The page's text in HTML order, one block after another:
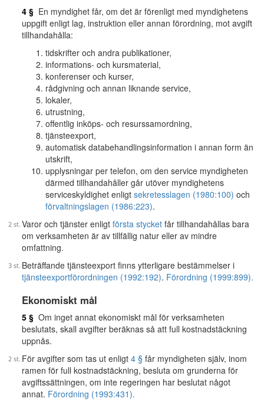
4 § En myndighet får, om det är förenligt med myndighetens
uppgift enligt lag, instruktion eller annan förordning, mot avgift
tillhandahålla:
tidskrifter och andra publikationer,
informations- och kursmaterial,
konferenser och kurser,
rådgivning och annan liknande service,
lokaler,
utrustning,
offentlig inköps- och resurssamordning,
tjänsteexport,
automatisk databehandlingsinformation i annan form än
utskrift,
upplysningar per telefon, om den service myndigheten
därmed tillhandahåller går utöver myndighetens
serviceskyldighet enligt sekretesslagen (1980:100) och
förvaltningslagen (1986:223).
Varor och tjänster enligt första stycket får tillhandahållas bara
om verksamheten är av tillfällig natur eller av mindre
omfattning.
Beträffande tjänsteexport finns ytterligare bestämmelser i
tjänsteexportförordningen (1992:192). Förordning (1999:899).
Ekonomiskt mål
5 § Om inget annat ekonomiskt mål för verksamheten
beslutats, skall avgifter beräknas så att full kostnadstäckning
uppnås.
För avgifter som tas ut enligt 4 § får myndigheten själv, inom
ramen för full kostnadstäckning, besluta om grunderna för
avgiftssättningen, om inte regeringen har beslutat något
annat. Förordning (1993:431).